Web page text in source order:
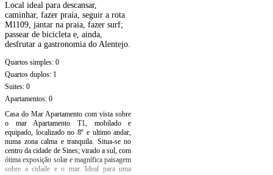
Local ideal para descansar,
caminhar, fazer praia, seguir a rota
M1109, jantar na praia, fazer surf;
passear de bicicleta e, ainda,
desfrutar a gastronomia do Alentejo.
Quartos simples:0
Quartos duplos: 1
Suites:0
Apartamentos:0
Casa do Mar Apartamento com vista sobre
o mar Apartamento T1, mobilado e
equipado, localizado no 8º e ultimo andar,
numa zona calma e tranquila. Situa-se no
centro da cidade de Sines; virado a sul, com
ótima exposição solar e magnífica paisagem
sobre a cidade e o mar. Ideal para uma